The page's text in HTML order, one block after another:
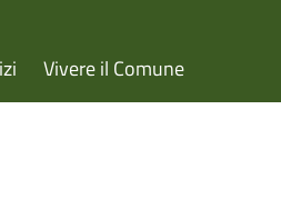
Vivere il Comune